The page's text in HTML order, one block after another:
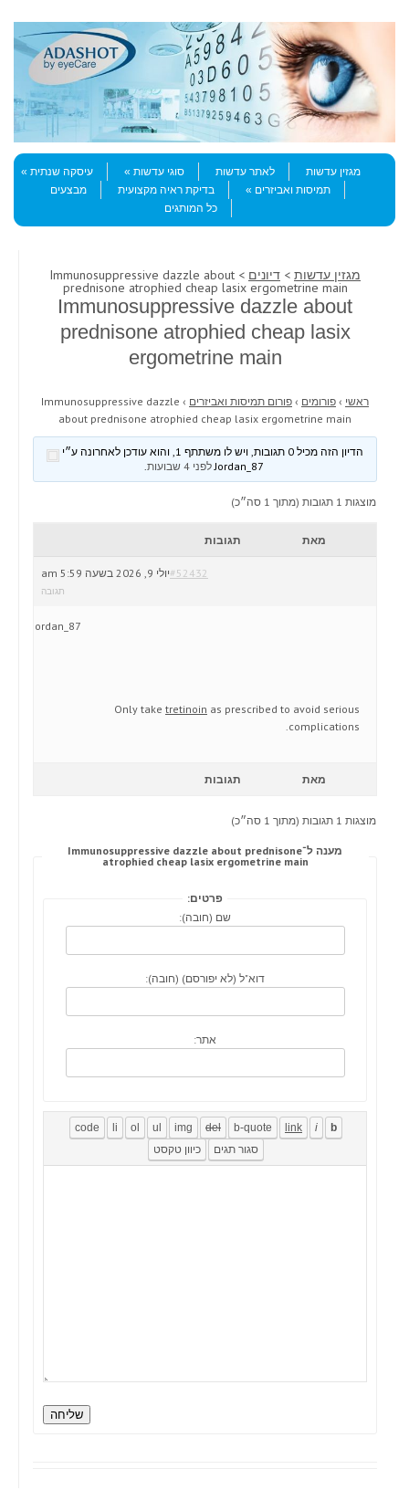
Menu
Skip to content
מגזין עדשות
לאתר עדשות סוגי עדשות
עיסקה שנתית
תמיסות ואביזרים
בדיקת ראיה מקצועית
מבצעים
כל המותגים
מגזין עדשות > דיונים > Immunosuppressive dazzle about
prednisone atrophied cheap lasix ergometrine main
Immunosuppressive dazzle about
prednisone atrophied cheap lasix
ergometrine main
ראשי › פורומים › פורום תמיסות ואביזרים ›
Immunosuppressive dazzle
about prednisone atrophied cheap lasix ergometrine main
הדיון הזה מכיל 0 תגובות, ויש לו משתתף 1, והוא עודכן לאחרונה ע״י
לפני 4 שבועות .
מוצגות 1 תגובות (מתוך 1 סה״כ)
מאת תגובות
יולי 9, 2026 בשעה 5:59 am#52432
תגובה
Jordan_87
Only take tretinoin as prescribed to avoid serious
complications.
מאת תגובות
מוצגות 1 תגובות (מתוך 1 סה״כ)
מענה ל־Immunosuppressive dazzle about prednisone
atrophied cheap lasix ergometrine main
פרטים:
שם (חובה):
דוא"ל (לא יפורסם) (חובה):
אתר:
שליחה